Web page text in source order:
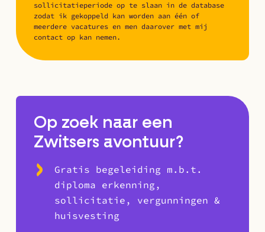
sollicitatieperiode op te slaan in de database
zodat ik gekoppeld kan worden aan één of
meerdere vacatures en men daarover met mij
contact op kan nemen.
Op zoek naar een
Zwitsers avontuur?
Gratis begeleiding m.b.t.
diploma erkenning,
sollicitatie, vergunningen &
huisvesting